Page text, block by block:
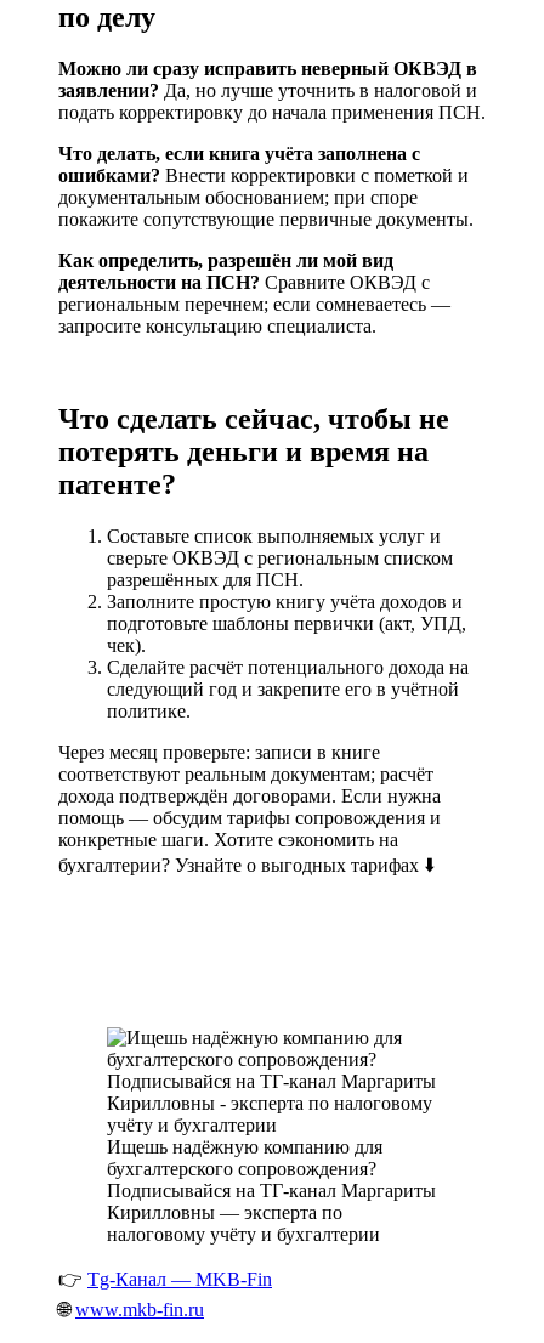
по делу
Можно ли сразу исправить неверный ОКВЭД в
заявлении? Да, но лучше уточнить в налоговой и
подать корректировку до начала применения ПСН.
Что делать, если книга учёта заполнена с
ошибками? Внести корректировки с пометкой и
документальным обоснованием; при споре
покажите сопутствующие первичные документы.
Как определить, разрешён ли мой вид
деятельности на ПСН? Сравните ОКВЭД с
региональным перечнем; если сомневаетесь —
запросите консультацию специалиста.
Что сделать сейчас, чтобы не
потерять деньги и время на
патенте?
Составьте список выполняемых услуг и
сверьте ОКВЭД с региональным списком
разрешённых для ПСН.
Заполните простую книгу учёта доходов и
подготовьте шаблоны первички (акт, УПД,
чек).
Сделайте расчёт потенциального дохода на
следующий год и закрепите его в учётной
политике.
Через месяц проверьте: записи в книге
соответствуют реальным документам; расчёт
дохода подтверждён договорами. Если нужна
помощь — обсудим тарифы сопровождения и
конкретные шаги. Хотите сэкономить на
бухгалтерии? Узнайте о выгодных тарифах ⬇️
Ищешь надёжную компанию для
бухгалтерского сопровождения?
Подписывайся на ТГ-канал Маргариты
Кирилловны — эксперта по
налоговому учёту и бухгалтерии
👉 Tg-Канал — MKB-Fin
🌐www.mkb-fin.ru